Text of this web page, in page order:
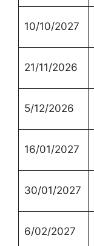
10/10/2027
21/11/2026
5/12/2026
16/01/2027
30/01/2027
6/02/2027